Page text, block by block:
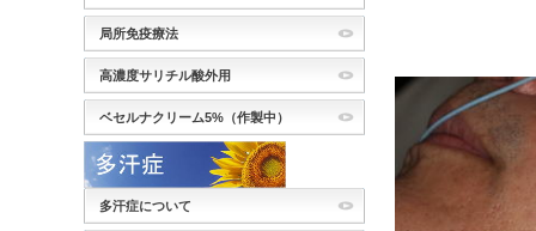
局所免疫療法
高濃度サリチル酸外用
ベセルナクリーム5%（作製中）
多汗症について